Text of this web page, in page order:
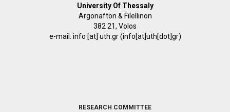
University Of Thessaly
Argonafton & Filellinon
382 21, Volos
e-mail: info [at] uth.gr(info[at]uth[dot]gr)
RESEARCH COMMITTEE